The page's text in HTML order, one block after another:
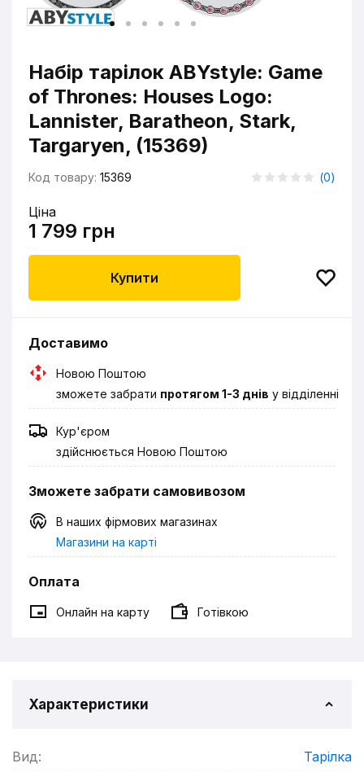
Набір тарілок ABYstyle: Game
of Thrones: Houses Logo:
Lannister, Baratheon, Stark,
Targaryen, (15369)
Код товару: 15369 (0)
Ціна
1 799 грн
Купити
Доставимо
Новою Поштою
зможете забрати протягом 1-3 днів у відділенні
Кур'єром
здійснюється Новою Поштою
Зможете забрати самовивозом
В наших фірмових магазинах
Магазини на карті
Оплата
Онлайн на карту Готівкою
Характеристики
Вид: Тарілка